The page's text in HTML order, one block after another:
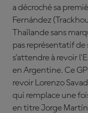
a décroché sa
Fernández
Thaïlande sans
pas représentatif
s'attendre à revoir
en Argentine. Ce
revoir Lorenzo
qui remplace une
en titre Jorge